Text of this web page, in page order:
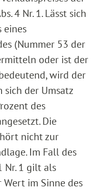
4 Nr. 1. Lässt sich
eines
(Nummer 53 der
oder ist der
wird der
sich der Umsatz
des
Die
nicht zur
Im Fall des
Nr. 1 gilt als
Wert im Sinne des